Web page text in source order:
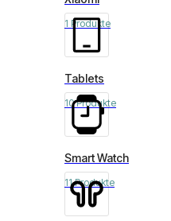
1 Produkte
Tablets
10 Produkte
Smart Watch
11 Produkte